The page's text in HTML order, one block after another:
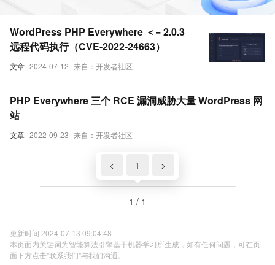
文章 2024-07-12 来自：开发者社区
WordPress PHP Everywhere ＜= 2.0.3
远程代码执行（CVE-2022-24663）
文章 2022-09-23 来自：开发者社区
PHP Everywhere 三个 RCE 漏洞威胁大量 WordPress 网
站
< 1 >
1 / 1
更新时间 2024-07-13 09:04:48
本页面内关键词为智能算法引擎基于机器学习所生成，如有任何问题，可在页
面下方点击"联系我们"与我们沟通。